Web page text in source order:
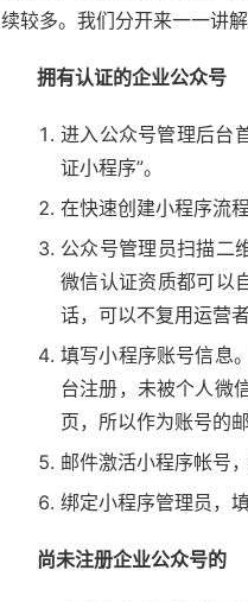
续较多。我们分开来一一讲解
拥有认证的企业公众号
进入公众号管理后台
证小程序”。
在快速创建小程序流
公众号管理员扫描二
微信认证资质都可以
话，可以不复用运营
填写小程序账号信息
台注册，未被个人微
页，所以作为账号的
邮件激活小程序帐号
绑定小程序管理员，
尚未注册企业公众号的